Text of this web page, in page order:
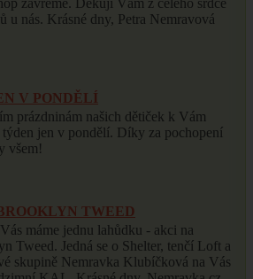
zavřeme. Děkuji Vám z celého srdce
u nás. Krásné dny, Petra Nemravová
V PONDĚLÍ
prázdninám našich dětiček k Vám
jen v pondělí. Díky za pochopení
všem!
TWEED
máme jednu lahůdku - akci na
Tweed. Jedná se o Shelter, tenčí Loft a
skupině Nemravka Klubíčková na Vás